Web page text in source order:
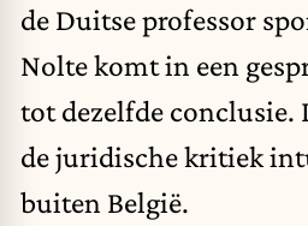
de Duitse professor
Nolte komt in een
tot dezelfde conclusie.
de juridische kritiek
buiten België.